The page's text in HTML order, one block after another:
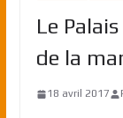
Le
de la
18 avril 2017